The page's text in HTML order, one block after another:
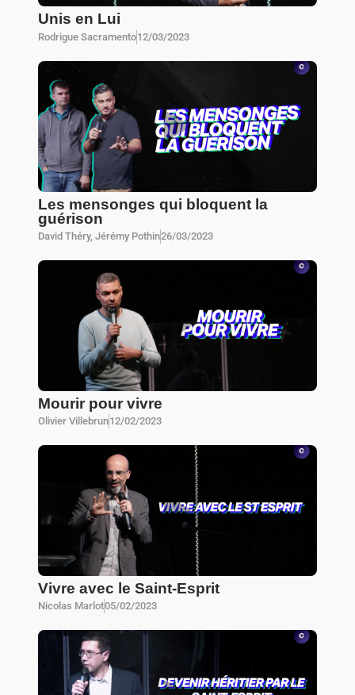
Unis en Lui
Rodrigue Sacramento12/03/2023
Les mensonges qui bloquent la
guérison
David Théry, Jérémy Pothin26/03/2023
Mourir pour vivre
Olivier Villebrun12/02/2023
Vivre avec le Saint-Esprit
Nicolas Marlot05/02/2023